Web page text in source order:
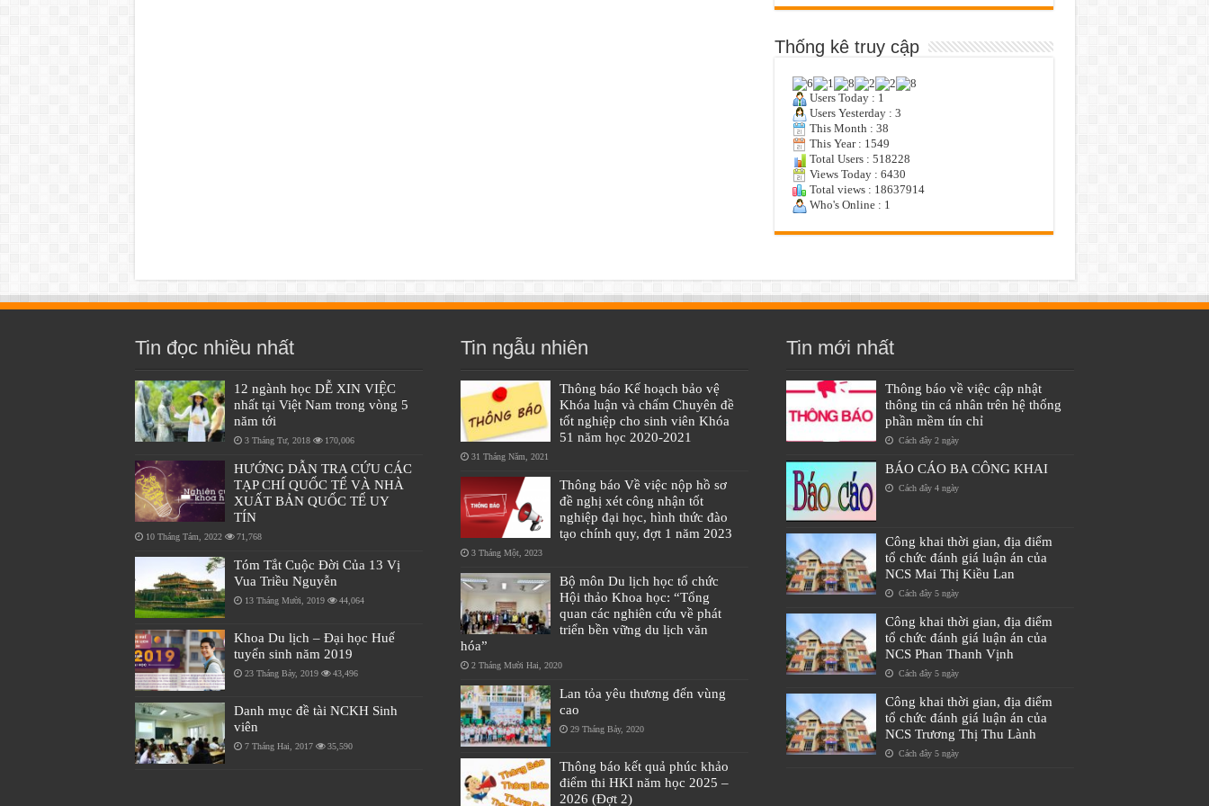
Thống kê truy cập
Users Today : 1
Users Yesterday : 3
This Month : 38
This Year : 1549
Total Users : 518228
Views Today : 6430
Total views : 18637914
Who's Online : 1
Tin đọc nhiều nhất
12 ngành học DỄ XIN VIỆC
nhất tại Việt Nam trong vòng 5
năm tới
3 Tháng Tư, 2018 170,006
HƯỚNG DẪN TRA CỨU CÁC
TẠP CHÍ QUỐC TẾ VÀ NHÀ
XUẤT BẢN QUỐC TẾ UY
TÍN
10 Tháng Tám, 2022 71,768
Tóm Tắt Cuộc Đời Của 13 Vị
Vua Triều Nguyễn
13 Tháng Mười, 2019 44,064
Khoa Du lịch – Đại học Huế
tuyển sinh năm 2019
23 Tháng Bảy, 2019 43,496
Danh mục đề tài NCKH Sinh
viên
7 Tháng Hai, 2017 35,590
Tin ngẫu nhiên
Thông báo Kế hoạch bảo vệ
Khóa luận và chấm Chuyên đề
tốt nghiệp cho sinh viên Khóa
51 năm học 2020-2021
31 Tháng Năm, 2021
Thông báo Về việc nộp hồ sơ
đề nghị xét công nhận tốt
nghiệp đại học, hình thức đào
tạo chính quy, đợt 1 năm 2023
3 Tháng Một, 2023
Bộ môn Du lịch học tổ chức
Hội thảo Khoa học: “Tổng
quan các nghiên cứu về phát
triển bền vững du lịch văn
hóa”
2 Tháng Mười Hai, 2020
Lan tỏa yêu thương đến vùng
cao
29 Tháng Bảy, 2020
Thông báo kết quả phúc khảo
điểm thi HKI năm học 2025 –
2026 (Đợt 2)
Tin mới nhất
Thông báo về việc cập nhật
thông tin cá nhân trên hệ thống
phần mềm tín chỉ
Cách đây 2 ngày
BÁO CÁO BA CÔNG KHAI
Cách đây 4 ngày
Công khai thời gian, địa điểm
tổ chức đánh giá luận án của
NCS Mai Thị Kiều Lan
Cách đây 5 ngày
Công khai thời gian, địa điểm
tổ chức đánh giá luận án của
NCS Phan Thanh Vịnh
Cách đây 5 ngày
Công khai thời gian, địa điểm
tổ chức đánh giá luận án của
NCS Trương Thị Thu Lành
Cách đây 5 ngày